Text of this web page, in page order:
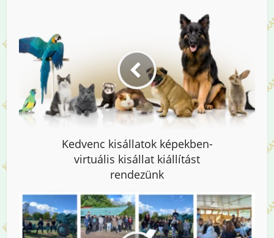
Kedvenc kisállatok képekben-
virtuális kisállat kiállítást
rendezünk